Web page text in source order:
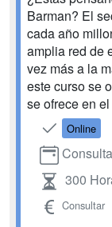
Barman? El
cada año
amplia red de
vez más a la
este curso se
se ofrece en
Online
300
Consultar